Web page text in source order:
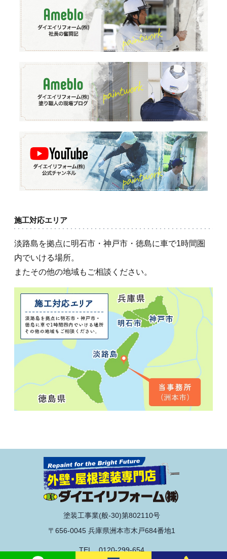
施工対応エリア
淡路島を拠点に明石市・神戸市・徳島に車で1時間圏
内でいける場所。
またその他の地域もご相談ください。
塗装工事業(般-30)第802110号
〒656-0045 兵庫県洲本市木戸684番地1
TEL 0120-299-654